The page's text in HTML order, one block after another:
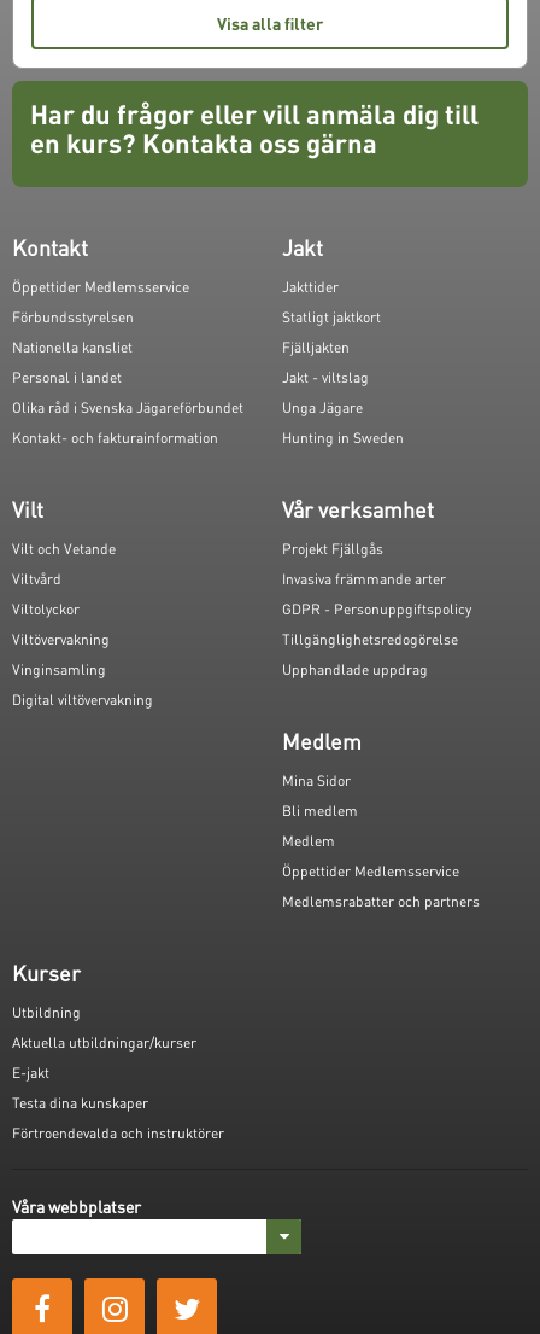
Visa alla filter
Har du frågor eller vill anmäla dig till
en kurs? Kontakta oss gärna
Kontakt
Öppettider Medlemsservice
Förbundsstyrelsen
Nationella kansliet
Personal i landet
Olika råd i Svenska Jägareförbundet
Kontakt- och fakturainformation
Jakt
Jakttider
Statligt jaktkort
Fjälljakten
Jakt - viltslag
Unga Jägare
Hunting in Sweden
Vilt
Vilt och Vetande
Viltvård
Viltolyckor
Viltövervakning
Vinginsamling
Digital viltövervakning
Vår verksamhet
Projekt Fjällgås
Invasiva främmande arter
GDPR - Personuppgiftspolicy
Tillgänglighetsredogörelse
Upphandlade uppdrag
Medlem
Mina Sidor
Bli medlem
Medlem
Öppettider Medlemsservice
Medlemsrabatter och partners
Kurser
Utbildning
Aktuella utbildningar/kurser
E-jakt
Testa dina kunskaper
Förtroendevalda och instruktörer
Våra webbplatser